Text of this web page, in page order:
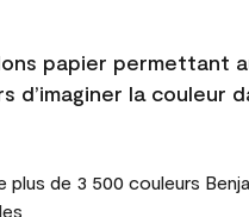
papier permettant
d’imaginer la couleur
plus de 3 500 couleurs